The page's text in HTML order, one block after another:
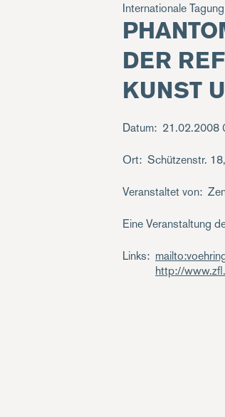
Internationale Tagung
DER
KUNST
Datum 21.02.2008
Ort Schützenstr.
Veranstaltet von
Eine Veranstaltung
Links
http://